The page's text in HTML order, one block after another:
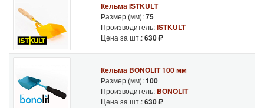
Кельма ISTKULT
Размер (мм):75
Производитель:ISTKULT
Цена за шт.:630
Кельма BONOLIT 100 мм
Размер (мм):100
Производитель: BONOLIT
Цена за шт.:630